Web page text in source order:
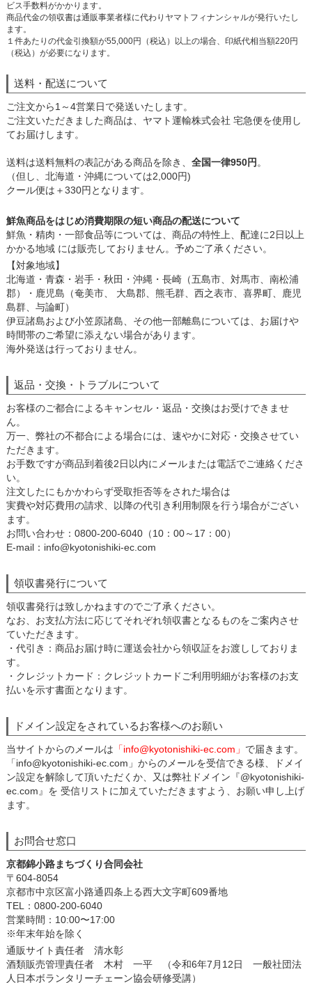
ビス手数料がかかります。
商品代金の領収書は通販事業者様に代わりヤマトフィナンシャルが発行いたし
ます。
１件あたりの代金引換額が55,000円（税込）以上の場合、印紙代相当額220円
（税込）が必要になります。
送料・配送について
ご注文から1～4営業日で発送いたします。
ご注文いただきました商品は、ヤマト運輸株式会社 宅急便を使用し
てお届けします。
送料は送料無料の表記がある商品を除き、 全国一律950円 。
（但し、北海道・沖縄については2,000円)
クール便は＋330円となります。
鮮魚商品をはじめ消費期限の短い商品の配送について
鮮魚・精肉・一部食品等については、商品の特性上、配達に2日以上
かかる地域 には販売しておりません。予めご了承ください。
【対象地域】
北海道・青森・岩手・秋田・沖縄・長崎（五島市、対馬市、南松浦
郡）・鹿児島（奄美市、 大島郡、熊毛群、西之表市、喜界町、鹿児
島群、与論町）
伊豆諸島および小笠原諸島、その他一部離島については、お届けや
時間帯のご希望に添えない場合があります。
海外発送は行っておりません。
返品・交換・トラブルについて
お客様のご都合によるキャンセル・返品・交換はお受けできませ
ん。
万一、弊社の不都合による場合には、速やかに対応・交換させてい
ただきます。
お手数ですが商品到着後2日以内にメールまたは電話でご連絡くださ
い。
注文したにもかかわらず受取拒否等をされた場合は
実費や対応費用の請求、以降の代引き利用制限を行う場合がござい
ます。
お問い合わせ：0800-200-6040（10：00～17：00）
E-mail：info@kyotonishiki-ec.com
領収書発行について
領収書発行は致しかねますのでご了承ください。
なお、お支払方法に応じてそれぞれ領収書となるものをご案内させ
ていただきます。
・代引き：商品お届け時に運送会社から領収証をお渡ししておりま
す。
・クレジットカード：クレジットカードご利用明細がお客様のお支
払いを示す書面となります。
ドメイン設定をされているお客様へのお願い
当サイトからのメールは 「info@kyotonishiki-ec.com」 で届きます。
「info@kyotonishiki-ec.com」からのメールを受信できる様、ドメイ
ン設定を解除して頂いただくか、又は弊社ドメイン『@kyotonishiki-
ec.com』を 受信リストに加えていただきますよう、お願い申し上げ
ます。
お問合せ窓口
京都錦小路まちづくり合同会社
〒604-8054
京都市中京区富小路通四条上る西大文字町609番地
TEL：0800-200-6040
営業時間：10:00〜17:00
※年末年始を除く
通販サイト責任者 清水彰
酒類販売管理責任者 木村 一平 （令和6年7月12日 一般社団法
人日本ボランタリーチェーン協会研修受講）